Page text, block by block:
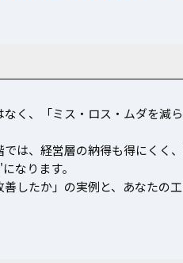
く、「ミス・ロス・ムダを
は、経営層の納得も得にくく
なります。
したか」の実例と、あなた